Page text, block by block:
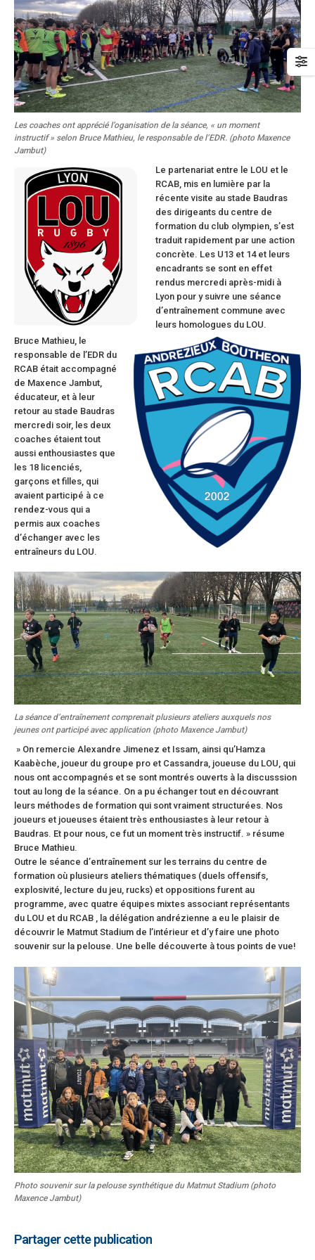
Les coaches ont apprécié l’oganisation de la séance, « un moment
instructif » selon Bruce Mathieu, le responsable de l’EDR. (photo Maxence
Jambut)
Le partenariat entre le LOU et le
RCAB, mis en lumière par la
récente visite au stade Baudras
des dirigeants du centre de
formation du club olympien, s’est
traduit rapidement par une action
concrète. Les U13 et 14 et leurs
encadrants se sont en effet
rendus mercredi après-midi à
Lyon pour y suivre une séance
d’entraînement commune avec
leurs homologues du LOU.
Bruce Mathieu, le
responsable de l’EDR du
RCAB était accompagné
de Maxence Jambut,
éducateur, et à leur
retour au stade Baudras
mercredi soir, les deux
coaches étaient tout
aussi enthousiastes que
les 18 licenciés,
garçons et filles, qui
avaient participé à ce
rendez-vous qui a
permis aux coaches
d’échanger avec les
entraîneurs du LOU.
La séance d’entraînement comprenait plusieurs ateliers auxquels nos
jeunes ont participé avec application (photo Maxence Jambut)
» On remercie Alexandre Jimenez et Issam, ainsi qu’Hamza
Kaabèche, joueur du groupe pro et Cassandra, joueuse du LOU, qui
nous ont accompagnés et se sont montrés ouverts à la discusssion
tout au long de la séance. On a pu échanger tout en découvrant
leurs méthodes de formation qui sont vraiment structurées. Nos
joueurs et joueuses étaient très enthousiastes à leur retour à
Baudras. Et pour nous, ce fut un moment très instructif. » résume
Bruce Mathieu.
Outre le séance d’entraînement sur les terrains du centre de
formation où plusieurs ateliers thématiques (duels offensifs,
explosivité, lecture du jeu, rucks) et oppositions furent au
programme, avec quatre équipes mixtes associant représentants
du LOU et du RCAB , la délégation andrézienne a eu le plaisir de
découvrir le Matmut Stadium de l’intérieur et d’y faire une photo
souvenir sur la pelouse. Une belle découverte à tous points de vue!
Photo souvenir sur la pelouse synthétique du Matmut Stadium (photo
Maxence Jambut)
Partager cette publication